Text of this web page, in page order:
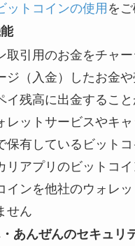
ットコインの使用 を
取引用のお金をチャ
ジ（入金）したお金
イ残高に出金すること
ットサービスやキ
保有しているビット
リアプリのビットコ
インを他社のウォレ
せん
あんぜんのセキュリ